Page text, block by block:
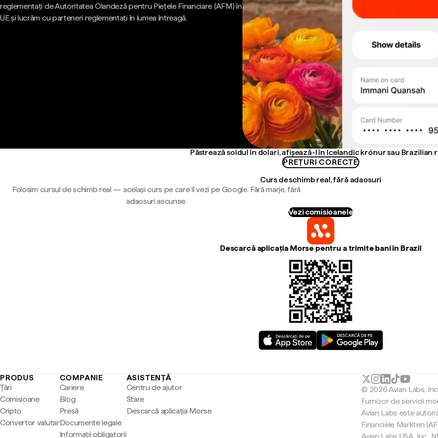
reglementați de Autoritatea Olandeză pentru Piețele Financiare (AFM) în
UE și lucrăm cu parteneri reglementați în lumea întreagă.
Păstrează soldul în dolari, afișează-l în Icelandic krónur sau Brazilian
PREȚURI CORECTE
Curs de schimb real, fără adaosuri
Folosim cursul de schimb real — același curs pe care îl vezi pe Google. Fără marje, fără
adaosuri ascunse.
Vezi comisioanele
Descarcă aplicația Morse pentru a trimite bani în Brazil
PRODUS
Țări
Comisioane
Cripto
Convertor valutar
COMPANIE
Cariere
Blog
Presă
Documente legale
Informații obligatorii
ASISTENȚĂ
Centru de ajutor
Stare
Descarcă aplicația Morse
© 2026 Avian Labs, Inc
Furnizor de servicii
Avian Labs este
Financiële Markten